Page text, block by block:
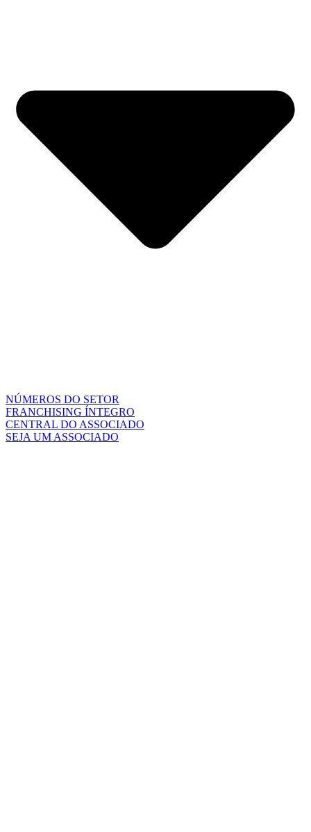
NÚMEROS DO SETOR
FRANCHISING ÍNTEGRO
CENTRAL DO ASSOCIADO
SEJA UM ASSOCIADO